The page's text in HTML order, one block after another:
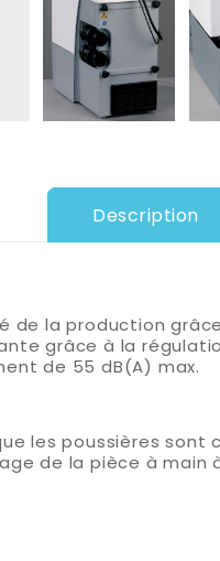
Description
de la production
grâce à la
de 55 dB(A) max.
les poussières sont
de la pièce à main